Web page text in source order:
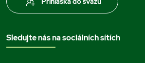
Sledujte nás na sociálních sítích